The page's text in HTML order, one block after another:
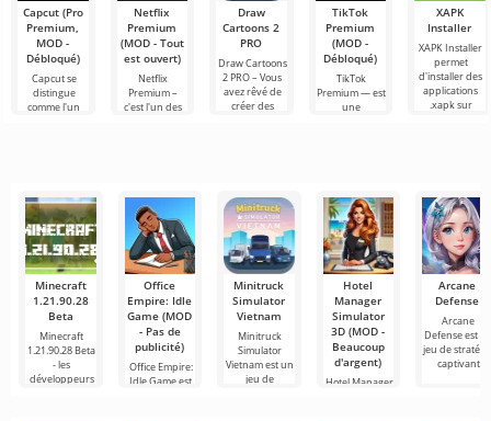
Capcut (Pro
Premium,
MOD -
Débloqué)
Capcut se
distingue
comme l'un
Netflix
Premium
(MOD - Tout
est ouvert)
Netflix
Premium –
c'est l'un des
Draw
Cartoons 2
PRO
Draw Cartoons
2 PRO – Vous
avez rêvé de
créer des
TikTok
Premium
(MOD -
Débloqué)
TikTok
Premium — est
une
XAPK
Installer
XAPK Installer
permet
d'installer des
applications
.xapk sur
Minecraft
1.21.90.28
Beta
Minecraft
1.21.90.28 Beta
- les
développeurs
Office
Empire: Idle
Game (MOD
- Pas de
publicité)
Office Empire:
Idle Game est
Minitruck
Simulator
Vietnam
Minitruck
Simulator
Vietnam est un
jeu de
Hotel
Manager
Simulator
3D (MOD -
Beaucoup
d'argent)
Hotel Manager
Arcane
Defense
Arcane
Defense est
jeu de
captivant